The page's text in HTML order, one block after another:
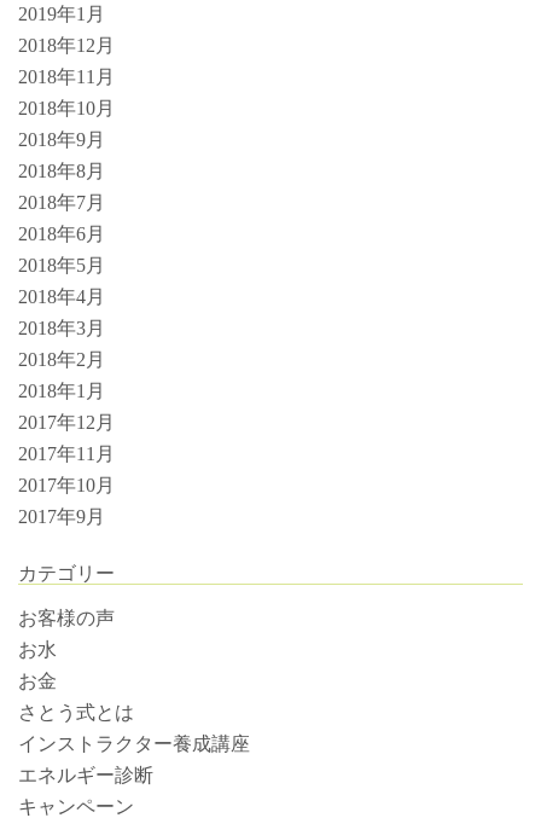
2019年1月
2018年12月
2018年11月
2018年10月
2018年9月
2018年8月
2018年7月
2018年6月
2018年5月
2018年4月
2018年3月
2018年2月
2018年1月
2017年12月
2017年11月
2017年10月
2017年9月
カテゴリー
お客様の声
お水
お金
さとう式とは
インストラクター養成講座
エネルギー診断
キャンペーン